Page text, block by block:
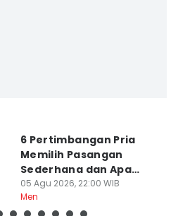
6 Pertimbangan Pria
Memilih Pasangan
Sederhana dan Apa
Adanya
05 Agu 2026, 22:00 WIB
Men